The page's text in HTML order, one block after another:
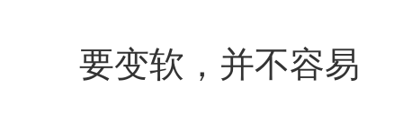
要变软，并不容易